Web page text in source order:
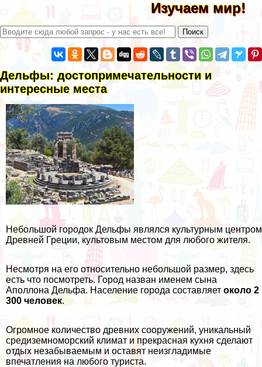
Изучаем мир!
Дельфы: достопримечательности и
интересные места
Небольшой городок Дельфы являлся культурным центром
Древней Греции, культовым местом для любого жителя.
Несмотря на его относительно небольшой размер, здесь
есть что посмотреть. Город назван именем сына
Аполлона Дельфа. Население города составляет около 2
300 человек.
Огромное количество древних сооружений, уникальный
средиземноморский климат и прекрасная кухня сделают
отдых незабываемым и оставят неизгладимые
впечатления на любого туриста.